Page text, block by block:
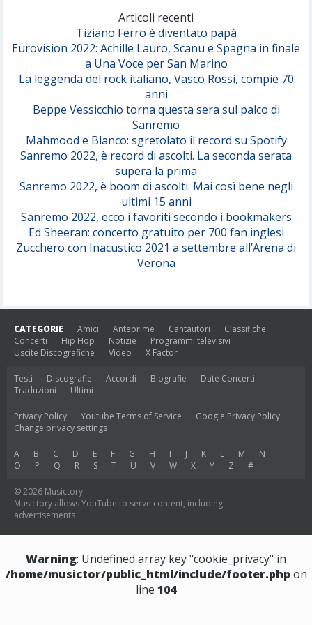
Serenamente
Articoli recenti
Tiziano Ferro è diventato papà
Eurovision 2022: Achille Lauro, Scanu e Spagna in finale
a Una Voce per San Marino
La leggenda del rock italiano, Vasco Rossi, compie 70
anni
Beppe Vessicchio torna questa sera sul palco di
Sanremo
Mahmood e Blanco: sgretolato il record su Spotify
Sanremo 2022, è record di ascolti. La seconda serata
supera la prima
Sanremo 2022, è boom di ascolti. Mai così bene negli
ultimi 15 anni
Sanremo 2022, ecco i favoriti secondo i bookmakers
Ed Sheeran: concerto gratuito per 700 fan inglesi
Zucchero con Inacustico 2021 a settembre all’Arena di
Verona
CATEGORIE Amici Anteprime Cantautori
Classifiche
Concerti
Hip Hop Notizie
Programmi televisivi
Uscite Discografiche
Video X Factor
Testi Discografie Accordi Biografie
Date Concerti
Traduzioni
Ultimi
Privacy Policy Youtube Terms of Service
Google Privacy Policy
Change privacy settings
A B C D E F G H I J K L M
N
O
P Q R S T U V W X Y Z #
© 2026 Musictory
Musictory allows YouTube to serve content, including
advertisements
Warning: Undefined array key "cookie_privacy" in
/home/musictor/public_html/include/footer.php on
line 104